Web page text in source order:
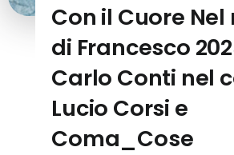
Con il Cuore
di Francesco
Carlo Conti nel
Lucio Corsi e
Coma_Cose